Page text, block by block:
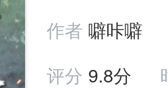
作者 噼咔噼
评分 9.8分